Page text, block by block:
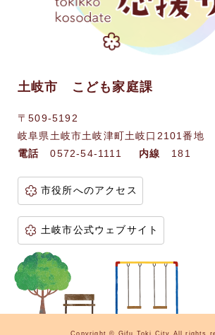
土岐市 こども家庭課
〒509-5192
岐阜県土岐市土岐津町土岐口2101番地
電話
0572-54-1111 内線 181
市役所へのアクセス
土岐市公式ウェブサイト